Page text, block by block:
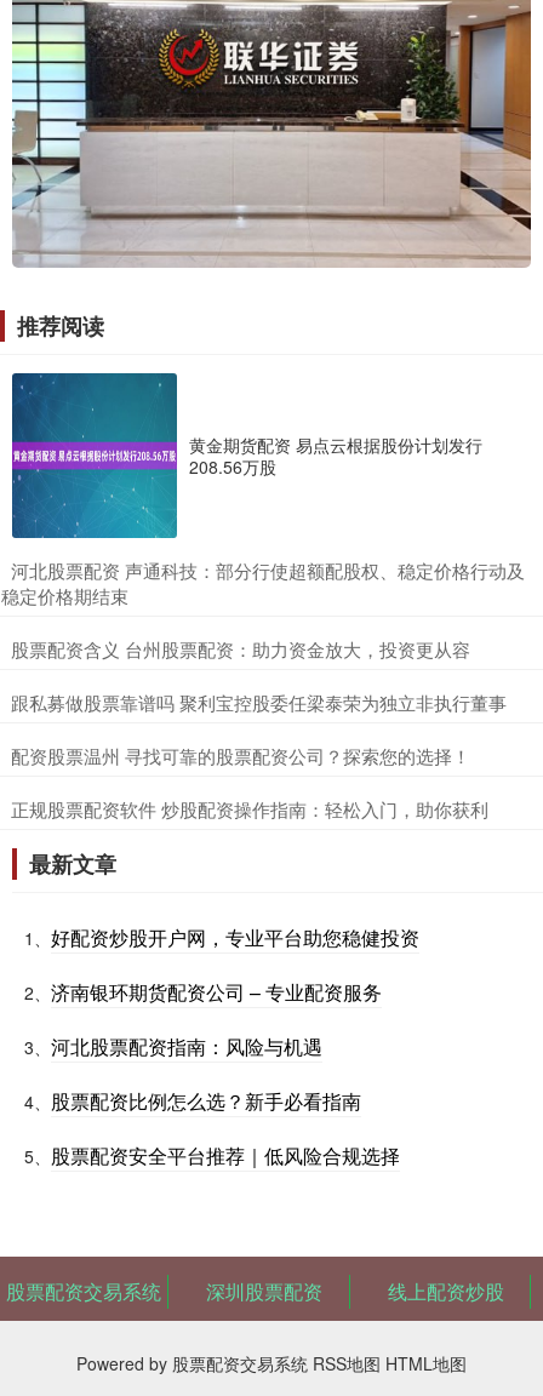
推荐阅读
黄金期货配资 易点云根据股份计划发行
208.56万股
​河北股票配资 声通科技：部分行使超额配股权、稳定价格行动及
稳定价格期结束
​股票配资含义 台州股票配资：助力资金放大，投资更从容
​跟私募做股票靠谱吗 聚利宝控股委任梁泰荣为独立非执行董事
​配资股票温州 寻找可靠的股票配资公司？探索您的选择！
​正规股票配资软件 炒股配资操作指南：轻松入门，助你获利
最新文章
1、 好配资炒股开户网，专业平台助您稳健投资
2、 济南银环期货配资公司 – 专业配资服务
3、 河北股票配资指南：风险与机遇
4、 股票配资比例怎么选？新手必看指南
5、 股票配资安全平台推荐｜低风险合规选择
股票配资交易系统 深圳股票配资 线上配资炒股
Powered by 股票配资交易系统 RSS地图 HTML地图